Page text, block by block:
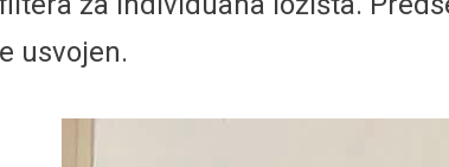
usvojen.